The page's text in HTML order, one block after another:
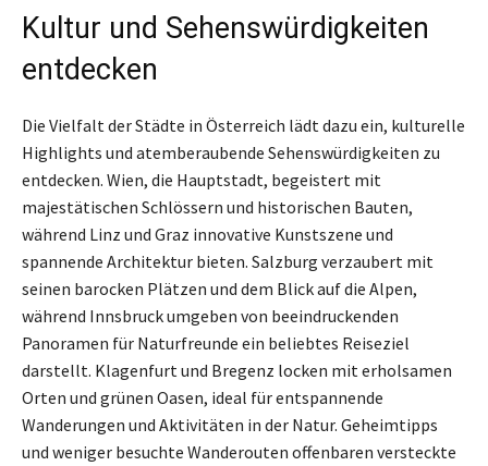
Kultur und Sehenswürdigkeiten
entdecken
Die Vielfalt der Städte in Österreich lädt dazu ein, kulturelle
Highlights und atemberaubende Sehenswürdigkeiten zu
entdecken. Wien, die Hauptstadt, begeistert mit
majestätischen Schlössern und historischen Bauten,
während Linz und Graz innovative Kunstszene und
spannende Architektur bieten. Salzburg verzaubert mit
seinen barocken Plätzen und dem Blick auf die Alpen,
während Innsbruck umgeben von beeindruckenden
Panoramen für Naturfreunde ein beliebtes Reiseziel
darstellt. Klagenfurt und Bregenz locken mit erholsamen
Orten und grünen Oasen, ideal für entspannende
Wanderungen und Aktivitäten in der Natur. Geheimtipps
und weniger besuchte Wanderouten offenbaren versteckte